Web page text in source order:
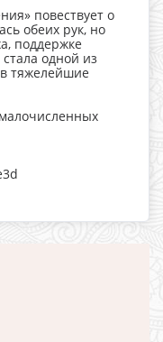
повествует о
обеих рук, но
поддержке
одной из
тяжелейшие